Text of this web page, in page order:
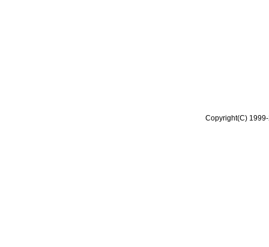
Copyright(C)